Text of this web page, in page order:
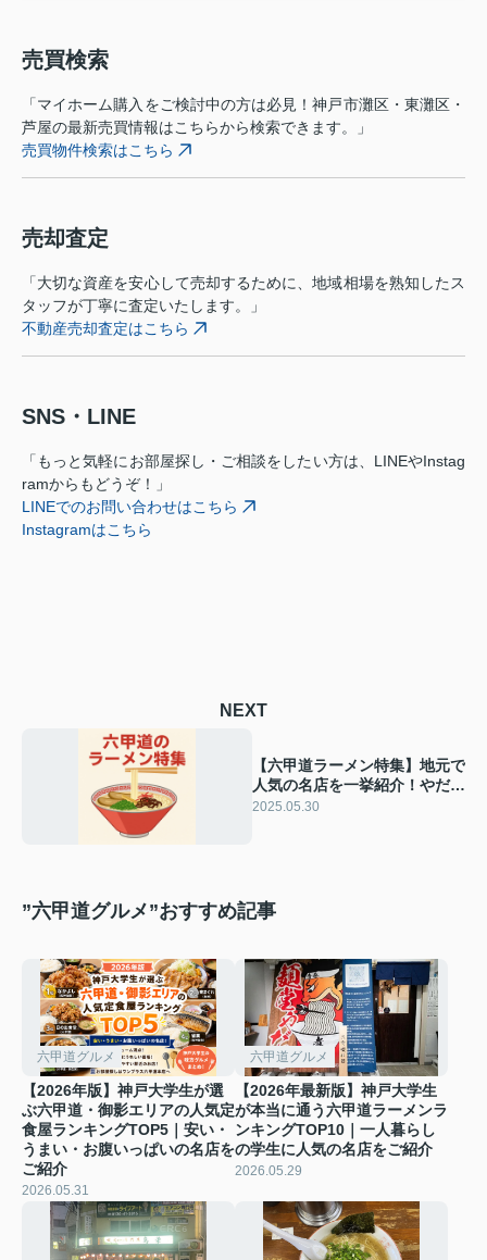
売買検索
「マイホーム購入をご検討中の方は必見！神戸市灘区・東灘区・
芦屋の最新売買情報はこちらから検索できます。」
売買物件検索はこちら
売却査定
「大切な資産を安心して売却するために、地域相場を熟知したス
タッフが丁寧に査定いたします。」
不動産売却査定はこちら
SNS・LINE
「もっと気軽にお部屋探し・ご相談をしたい方は、LINEやInstag
ramからもどうぞ！」
LINEでのお問い合わせはこちら
Instagramはこちら
NEXT
【六甲道ラーメン特集】地元で
人気の名店を一挙紹介！やだ
ら・ヒキュウ・MITSUKI・い
2025.05.30
”六甲道グルメ”おすすめ記事
六甲道グルメ
【2026年版】神戸大学生が選
ぶ六甲道・御影エリアの人気定
食屋ランキングTOP5｜安い・
うまい・お腹いっぱいの名店を
ご紹介
2026.05.31
六甲道グルメ
【2026年最新版】神戸大学生
が本当に通う六甲道ラーメンラ
ンキングTOP10｜一人暮らし
の学生に人気の名店をご紹介
2026.05.29